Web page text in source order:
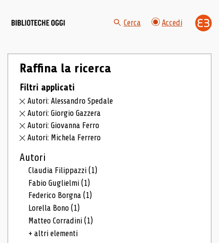
Cerca Accedi
Raffina la ricerca
Filtri applicati
Autori: Alessandro Spedale
Autori: Giorgio Gazzera
Autori: Giovanna Ferro
Autori: Michela Ferrero
Autori
Claudia Filippazzi(1)
Fabio Guglielmi(1)
Federico Borgna(1)
Lorella Bono(1)
Matteo Corradini(1)
+ altri elementi